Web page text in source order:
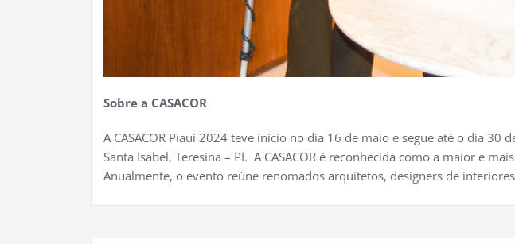
Sobre a CASACOR
A CASACOR Piauí 2024 teve início no dia 16 de maio e segue até o dia
Santa Isabel, Teresina – PI. A CASACOR é reconhecida como a maior e
Anualmente, o evento reúne renomados arquitetos, designers de